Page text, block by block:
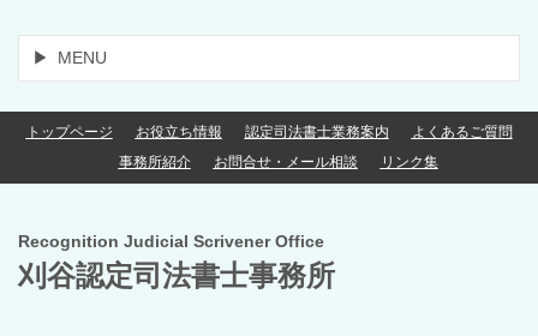
MENU
トップページ お役立ち情報 認定司法書士業務案内
よくあるご質問
事務所紹介
お問合せ・メール相談 リンク集
Recognition Judicial Scrivener Office
刈谷認定司法書士事務所